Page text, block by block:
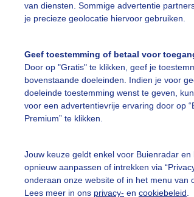
van diensten. Sommige advertentie
je precieze geolocatie hiervoor gebruiken.
Geef toestemming of betaal voor
Door op "Gratis" te klikken, geef je
bovenstaande doeleinden. Indien je voor
doeleinde toestemming wenst te geven,
voor een advertentievrije ervaring door op
Premium” te klikken.
Jouw keuze geldt enkel voor Buienradar en
opnieuw aanpassen of intrekken via
onderaan onze website of in het menu van
Lees meer in ons privacy- en cookiebeleid
vragen
De Bilt